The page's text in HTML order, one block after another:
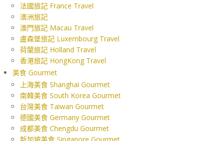
法國旅記 France Travel
澳洲旅記
澳門旅記 Macau Travel
盧森堡旅記 Luxembourg Travel
荷蘭旅記 Holland Travel
香港旅記 HongKong Travel
美食 Gourmet
上海美食 Shanghai Gourmet
南韓美食 South Korea Gourmet
台灣美食 Taiwan Gourmet
德國美食 Germany Gourmet
成都美食 Chengdu Gourmet
新加坡美食 Singapore Gourmet